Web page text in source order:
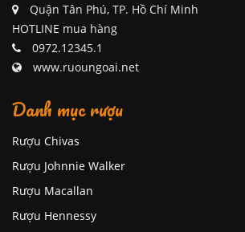
Quận Tân Phú, TP. Hồ Chí Minh
HOTLINE mua hàng
0972.12345.1
www.ruoungoai.net
Danh mục rượu
Rượu Chivas
Rượu Johnnie Walker
Rượu Macallan
Rượu Hennessy